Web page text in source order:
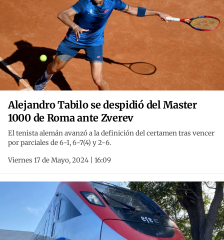
Alejandro Tabilo se despidió del Master
1000 de Roma ante Zverev
El tenista alemán avanzó a la definición del certamen tras vencer
por parciales de 6-1, 6-7(4) y 2-6.
Viernes 17 de Mayo, 2024 | 16:09